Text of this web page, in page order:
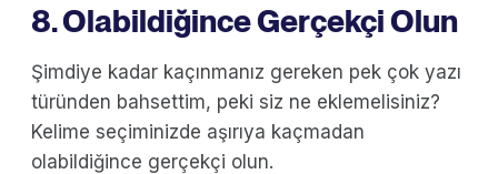
8. Olabildiğince Gerçekçi Olun
Şimdiye kadar kaçınmanız gereken pek çok yazı
türünden bahsettim, peki siz ne eklemelisiniz?
Kelime seçiminizde aşırıya kaçmadan
olabildiğince gerçekçi olun.